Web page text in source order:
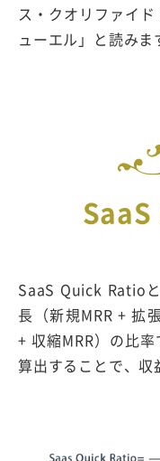
ス・クオリファイ
ューエル」と読みま
SaaS Quick Ratio
長（新規MRR + 拡
+ 収縮MRR）の比
算出することで、収